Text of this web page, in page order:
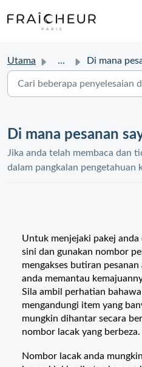
Utama ... Di mana
Di mana pesanan
Jika anda telah membaca dan
dalam pangkalan pengetahuan
Untuk menjejaki pakej anda
sini dan gunakan nombor
mengakses butiran
anda memantau
Sila ambil perhatian
mengandungi item yang
mungkin dihantar secara
nombor lacak yang berbeza.
Nombor lacak anda